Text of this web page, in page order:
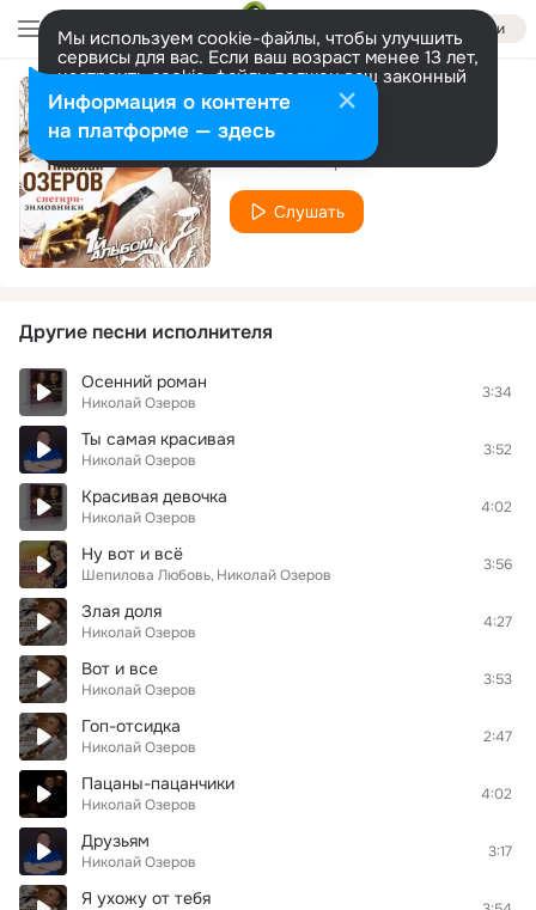
Войти
Мы используем cookie-файлы, чтобы улучшить
сервисы для вас. Если ваш возраст менее 13 лет,
настроить cookie-файлы должен ваш законный
представитель. Больше информации
Разрешить все Настроить
Люблю тебя
Николай Озеров
Слушать
Другие песни исполнителя
Осенний роман
Николай Озеров
3:34
Ты самая красивая
Николай Озеров
3:52
Красивая девочка
Николай Озеров
4:02
Ну вот и всё
Шепилова Любовь Николай Озеров
3:56
Злая доля
Николай Озеров
4:27
Вот и все
Николай Озеров
3:53
Гоп-отсидка
Николай Озеров
2:47
Пацаны-пацанчики
Николай Озеров
4:02
Друзьям
Николай Озеров
3:17
Я ухожу от тебя
Информация о контенте
на платформе — здесь